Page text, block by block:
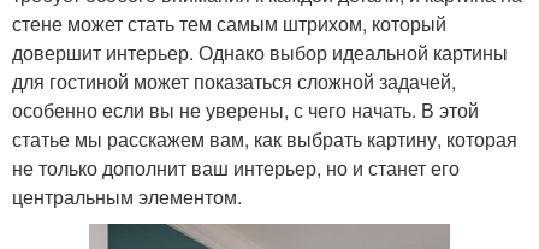
стене может стать тем самым штрихом, который
довершит интерьер. Однако выбор идеальной картины
для гостиной может показаться сложной задачей,
особенно если вы не уверены, с чего начать. В этой
статье мы расскажем вам, как выбрать картину, которая
не только дополнит ваш интерьер, но и станет его
центральным элементом.